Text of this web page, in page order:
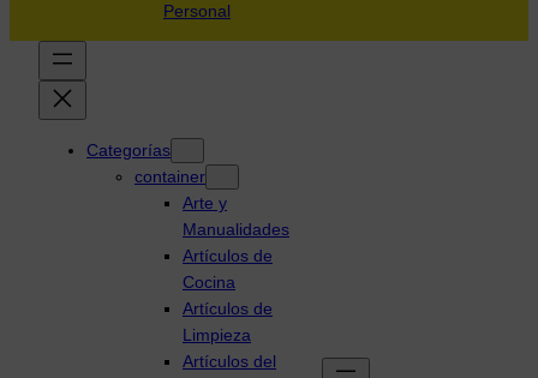
Personal
Categorías
container
Arte y
Manualidades
Artículos de
Cocina
Artículos de
Limpieza
Artículos del